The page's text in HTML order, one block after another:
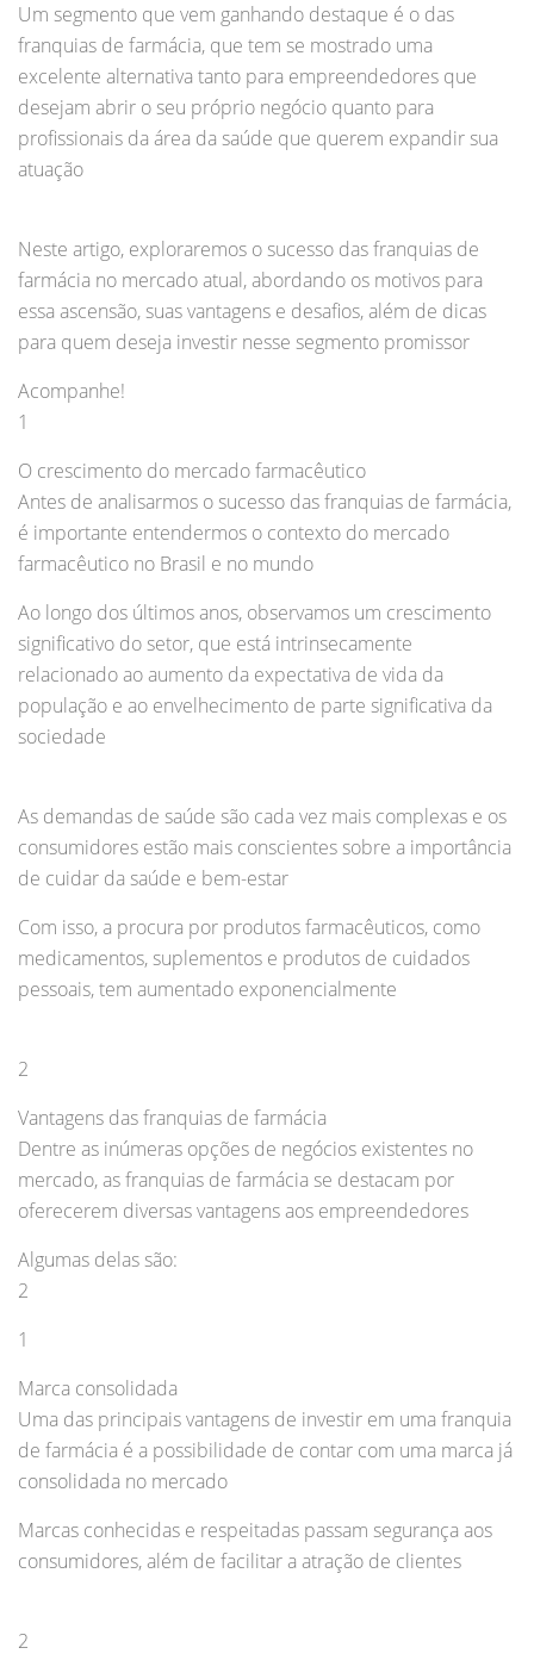
Um segmento que vem ganhando destaque é o das
franquias de farmácia, que tem se mostrado uma
excelente alternativa tanto para empreendedores que
desejam abrir o seu próprio negócio quanto para
profissionais da área da saúde que querem expandir sua
atuação
Neste artigo, exploraremos o sucesso das franquias de
farmácia no mercado atual, abordando os motivos para
essa ascensão, suas vantagens e desafios, além de dicas
para quem deseja investir nesse segmento promissor
Acompanhe!
1
O crescimento do mercado farmacêutico
Antes de analisarmos o sucesso das franquias de farmácia,
é importante entendermos o contexto do mercado
farmacêutico no Brasil e no mundo
Ao longo dos últimos anos, observamos um crescimento
significativo do setor, que está intrinsecamente
relacionado ao aumento da expectativa de vida da
população e ao envelhecimento de parte significativa da
sociedade
As demandas de saúde são cada vez mais complexas e os
consumidores estão mais conscientes sobre a importância
de cuidar da saúde e bem-estar
Com isso, a procura por produtos farmacêuticos, como
medicamentos, suplementos e produtos de cuidados
pessoais, tem aumentado exponencialmente
2
Vantagens das franquias de farmácia
Dentre as inúmeras opções de negócios existentes no
mercado, as franquias de farmácia se destacam por
oferecerem diversas vantagens aos empreendedores
Algumas delas são:
2
1
Marca consolidada
Uma das principais vantagens de investir em uma franquia
de farmácia é a possibilidade de contar com uma marca já
consolidada no mercado
Marcas conhecidas e respeitadas passam segurança aos
consumidores, além de facilitar a atração de clientes
2